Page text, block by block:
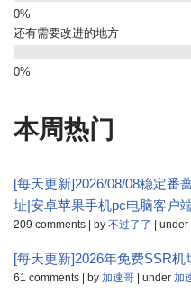
还有需要改进的地方
本周热门
[每天更新]2026/08/08稳定番
址|安卓苹果手机pc电脑客户
209 comments | by 不过了了 | under
[每天更新]2026年免费SSR
61 comments | by 加速哥 | under 加